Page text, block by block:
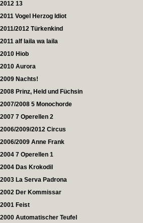
2012 13
2011 Vogel Herzog Idiot
2011/2012 Türkenkind
2011 alf laila wa laila
2010 Hiob
2010 Aurora
2009 Nachts!
2008 Prinz, Held und Füchsin
2007/2008 5 Monochorde
2007 7 Operellen 2
2006/2009/2012 Circus
2006/2009 Anne Frank
2004 7 Operellen 1
2004 Das Krokodil
2003 La Serva Padrona
2002 Der Kommissar
2001 Feist
2000 Automatischer Teufel